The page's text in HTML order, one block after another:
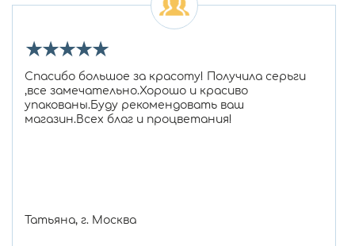
★★★★★
Спасибо большое за красоту! Получила серьги
,все замечательно.Хорошо и красиво
упакованы.Буду рекомендовать ваш
магазин.Всех благ и процветания!
Татьяна, г. Москва